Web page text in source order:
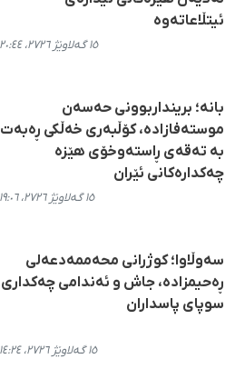
ئیتڵاعاتەوە
١٥ گەلاوێژ ٢٧٢٦، ٢٠:٤٤
بانە؛ برینداربوونی حەسەن
موستەفازادە، کۆڵبەری خەڵکی ڕەبەت
بە تەقەی ڕاستەوخۆی هێزە
چەکدارەکانی ئێران
١٥ گەلاوێژ ٢٧٢٦، ١٩:٠٦
سەوڵاوا؛ کوژرانی محەممەدعەلی
ڕەحیمزادە، جاش و ئەندامی چەکداری
سوپای پاسداران
١٥ گەلاوێژ ٢٧٢٦، ١٤:٢٤